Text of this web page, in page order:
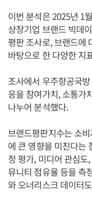
이번 분석은 2025년 1
상장기업 브랜드 빅데
평판 조사로, 브랜드에
바탕으로 한 다양한 지
조사에서 우주항공국
응을 참여가치, 소통가
나누어 분석했다.
브랜드평판지수는 소
에 큰 영향을 미친다는
정 평가, 미디어 관심
뮤니티 점유율 등을 측
와 오너리스크 데이터